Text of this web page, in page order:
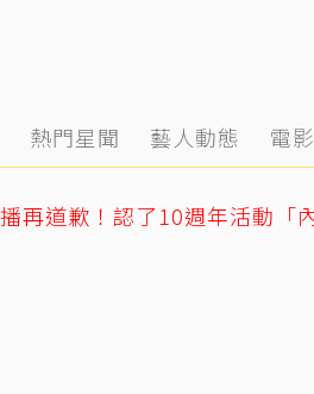
熱門星聞 藝人動態 電影